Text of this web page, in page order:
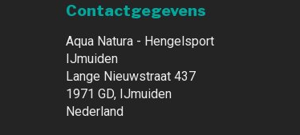
Contactgegevens
Aqua Natura - Hengelsport
IJmuiden
Lange Nieuwstraat 437
1971 GD, IJmuiden
Nederland